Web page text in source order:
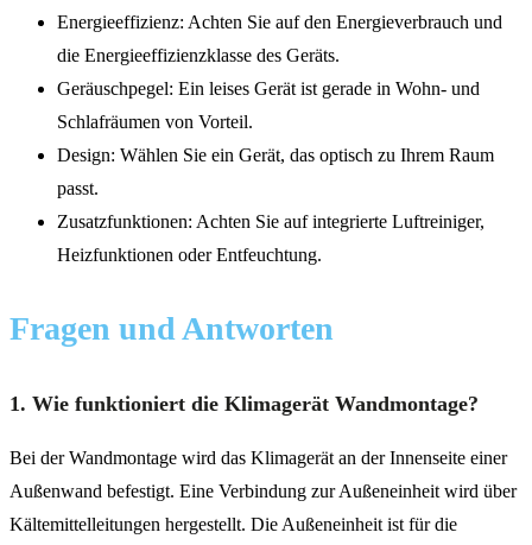
Energieeffizienz: Achten Sie auf den Energieverbrauch und
die Energieeffizienzklasse des Geräts.
Geräuschpegel: Ein leises Gerät ist gerade in Wohn- und
Schlafräumen von Vorteil.
Design: Wählen Sie ein Gerät, das optisch zu Ihrem Raum
passt.
Zusatzfunktionen: Achten Sie auf integrierte Luftreiniger,
Heizfunktionen oder Entfeuchtung.
Fragen und Antworten
1. Wie funktioniert die Klimagerät Wandmontage?
Bei der Wandmontage wird das Klimagerät an der Innenseite einer
Außenwand befestigt. Eine Verbindung zur Außeneinheit wird über
Kältemittelleitungen hergestellt. Die Außeneinheit ist für die